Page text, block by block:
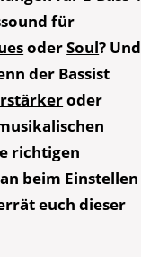
für
oderSoul? Und
der Bassist
oder
richtigen
beim Einstellen
euch dieser